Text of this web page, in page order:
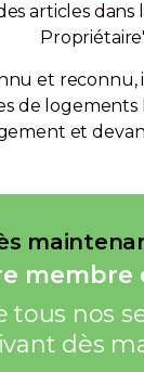
articles dans
et reconnu,
de logements
et
membre
tous nos
dès